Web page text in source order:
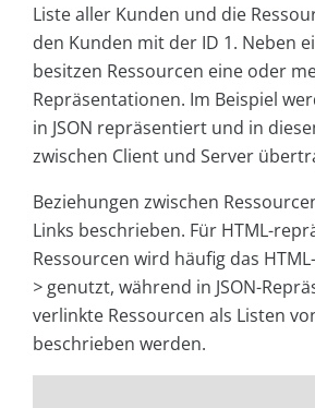
Liste aller Kunden und die
den Kunden mit der ID 1. Neben
besitzen Ressourcen eine oder
Repräsentationen. Im Beispiel
in JSON repräsentiert und in
zwischen Client und Server
Beziehungen zwischen
Links beschrieben. Für HTML-
Ressourcen wird häufig das
> genutzt, während in JSON-
verlinkte Ressourcen als Listen
beschrieben werden.